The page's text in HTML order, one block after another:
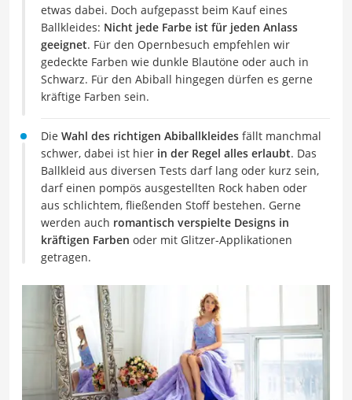
etwas dabei. Doch aufgepasst beim Kauf eines
Ballkleides: Nicht jede Farbe ist für jeden Anlass
geeignet. Für den Opernbesuch empfehlen wir
gedeckte Farben wie dunkle Blautöne oder auch in
Schwarz. Für den Abiball hingegen dürfen es gerne
kräftige Farben sein.
Die Wahl des richtigen Abiballkleides fällt manchmal
schwer, dabei ist hier in der Regel alles erlaubt. Das
Ballkleid aus diversen Tests darf lang oder kurz sein,
darf einen pompös ausgestellten Rock haben oder
aus schlichtem, fließenden Stoff bestehen. Gerne
werden auch romantisch verspielte Designs in
kräftigen Farben oder mit Glitzer-Applikationen
getragen.